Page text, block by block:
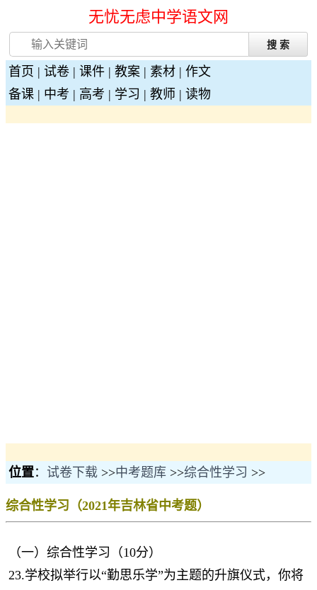
无忧无虑中学语文网
首页 | 试卷 | 课件 | 教案 | 素材 | 作文
备课 | 中考 | 高考 | 学习 | 教师 | 读物
位置： 试卷下载 >>中考题库 >>综合性学习 >>
综合性学习（2021年吉林省中考题）
（一）综合性学习（10分）
23.学校拟举行以“勤思乐学”为主题的升旗仪式，你将